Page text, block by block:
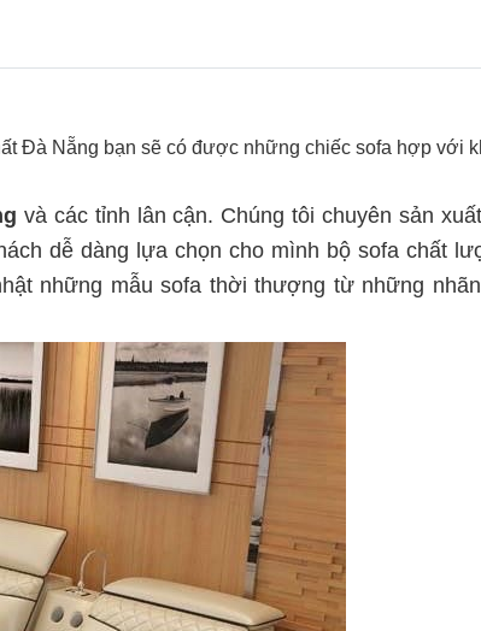
Đà Nẵng bạn sẽ có được những chiếc sofa hợp với
và các tỉnh lân cận. Chúng tôi chuyên sản
dễ dàng lựa chọn cho mình bộ sofa chất
những mẫu sofa thời thượng từ những